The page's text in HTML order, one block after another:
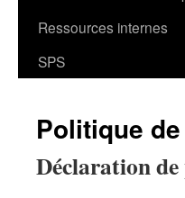
Ressources internes
SPS
Politique
Déclaration de